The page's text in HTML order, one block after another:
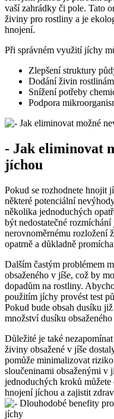
vaší zahrádky či pole. Tato
živiny pro rostliny a je‌
‍hnojení.
Při správném využití jíchy
Zlepšení struktury
Dodání živin
Snížení‌ potřeby
Podpora
-⁤ Jak eliminovat
jíchou
Pokud se rozhodnete hnojit
některé potenciální
několika jednoduchých
být nedostatečné
nerovnoměrnému rozložení
opatrně a důkladně
Dalším častým problémem
obsaženého v‍ jíše, což ⁤by
dopadům ⁤na rostliny.
použitím jíchy ‍provést test
Pokud bude obsah dusíku‌
množství dusíku
Důležité⁢ je⁢ také
živiny obsažené⁢ v jíše
pomůže‍ minimalizovat
⁤sloučeninami ⁢obsaženými v
jednoduchých kroků
hnojení jíchou a zajistit